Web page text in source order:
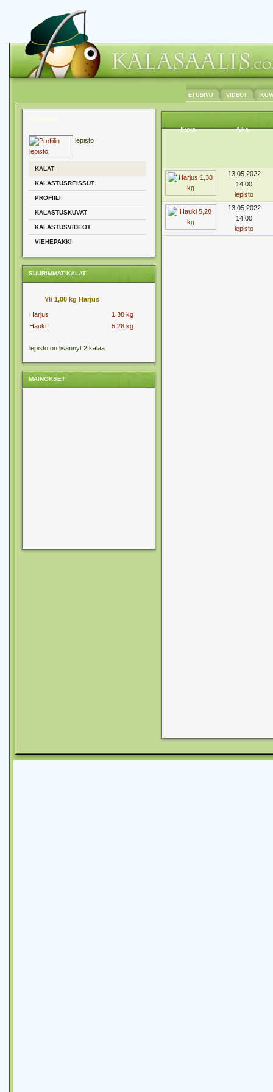
ETUSIVU VIDEOT
lepisto
KALAT
KALASTUSREISSUT
PROFIILI
KALASTUSKUVAT
KALASTUSVIDEOT
VIEHEPAKKI
SUURIMMAT KALAT
Yli 1,00 kg Harjus
Harjus
1,38 kg
Hauki
5,28 kg
lepisto on lisännyt 2 kalaa
MAINOKSET
Kuva Aika
13.05.2022
14:00
lepisto
13.05.2022
14:00
lepisto